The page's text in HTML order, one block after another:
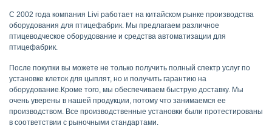
С 2002 года компания Livi работает на китайском рынке производства
оборудования для птицефабрик. Мы предлагаем различное
птицеводческое оборудование и средства автоматизации для
птицефабрик.
После покупки вы можете не только получить полный спектр услуг по
установке клеток для цыплят, но и получить гарантию на
оборудование.Кроме того, мы обеспечиваем быструю доставку. Мы
очень уверены в нашей продукции, потому что занимаемся ее
производством. Все производственные установки были протестированы
в соответствии с рыночными стандартами.